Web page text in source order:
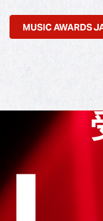
MUSIC AWARDS